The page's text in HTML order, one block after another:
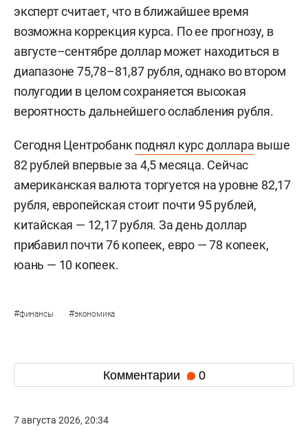
эксперт считает, что в ближайшее время
возможна коррекция курса. По ее прогнозу, в
августе–сентябре доллар может находиться в
диапазоне 75,78–81,87 рубля, однако во втором
полугодии в целом сохраняется высокая
вероятность дальнейшего ослабления рубля.
Сегодня Центробанкподнял курс доллара выше
82 рублей впервые за 4,5 месяца. Сейчас
американская валюта торгуется на уровне 82,17
рубля, европейская стоит почти 95 рублей,
китайская — 12,17 рубля. За день доллар
прибавил почти 76 копеек, евро — 78 копеек,
юань — 10 копеек.
#финансы #экономика
Комментарии 0
7 августа 2026, 20:34